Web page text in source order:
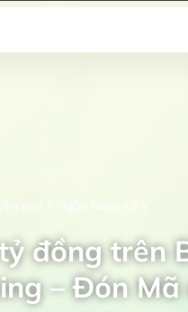
mại Ngân hàng số
đồng trên
– Đón